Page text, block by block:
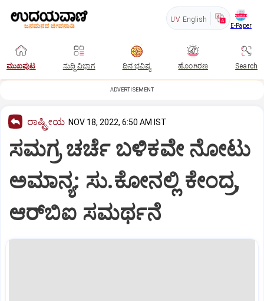
UV English
E-Paper
ಮುಖಪುಟ ಸುದ್ದಿ ವಿಭಾಗ ದಿನ ಭವಿಷ್ಯ ಹೊಂಗಿರಣ Search
ADVERTISEMENT
ರಾಷ್ಟ್ರೀಯ NOV 18, 2022, 6:50 AM IST
ಸಮಗ್ರ ಚರ್ಚೆ ಬಳಿಕವೇ ನೋಟು
ಅಮಾನ್ಯ: ಸು.ಕೋನಲ್ಲಿ ಕೇಂದ್ರ,
ಆರ್‌ಬಿಐ ಸಮರ್ಥನೆ